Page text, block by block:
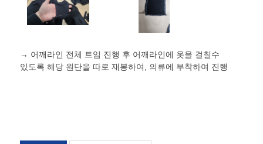
→ 어깨라인 전체 트임 진행 후 어깨라인에 옷을 걸칠수
있도록 해당 원단을 따로 재봉하여, 의류에 부착하여 진행